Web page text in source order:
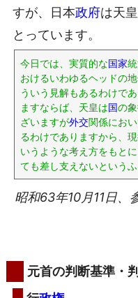
すが、日本政府は天
とっています。
今日では、実質的な国家
おけるいわゆるヘッドの
ういう見解もあるわけで
ますならば、天皇は国の
ざいますが外交関係にお
るわけでありますから、
いうような考え方をもと
ても差し支えないという
昭和63年10月11日、
元首の判断基準・